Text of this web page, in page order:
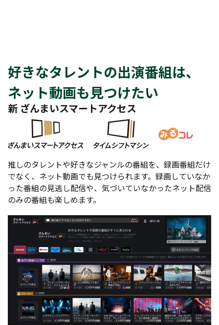
好きなタレントの出演番組は、
ネット動画も見つけたい
新 ざんまいスマートアクセス
推しのタレントや好きなジャンルの番組を、録画番組だけ
でなく、ネット動画でも見つけられます。録画していなか
った番組の見逃し配信や、気づいていなかったネット配信
のみの番組も楽しめます。